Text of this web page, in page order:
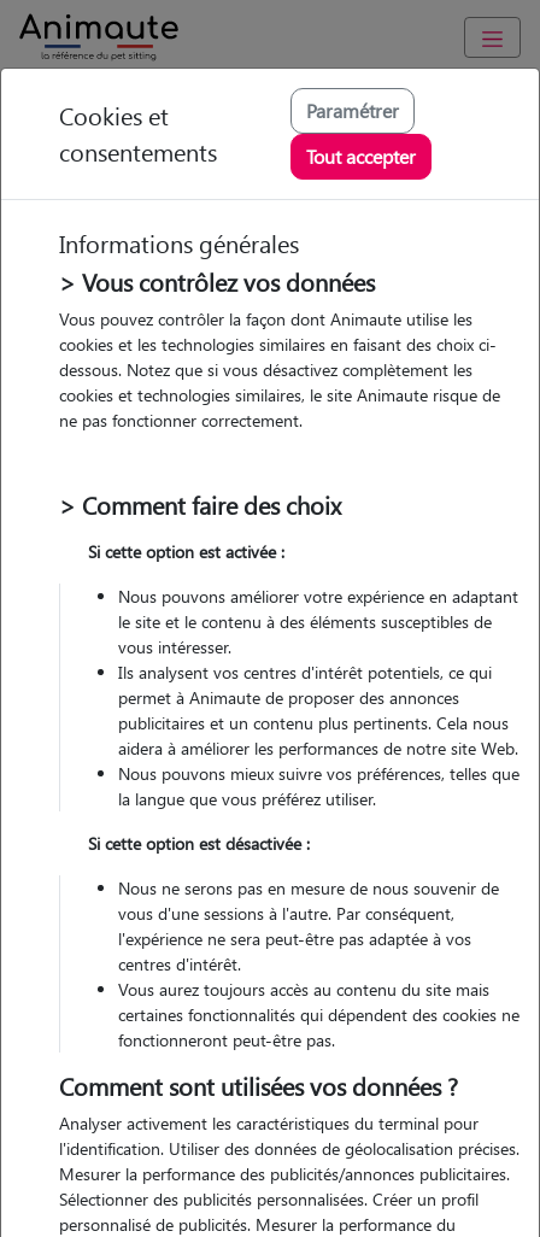
Animaute Bourgogne-Franche-Comte /Territoire-de-Belfort
Grandvillars
Emmanuelle -
Petsitter à
GRANDVILLARS
• 39 ans
Garde
Pas d'animaux Maison
Véhiculé
Gardes réalisées
Contacter
L'envoi d'une demande est sans engagement
Motivation
après avoir eu pendant 11 ans un chien à la maison, je souhaite
pouvoir gérer de manière maîtrisée et sans les inconvénients du
quotidien un animal. mes enfants sont aussi très demandeurs et
aiment beaucoup les animaux.
Expérience
Cookies et
consentements
Paramétrer
Tout accepter
Informations générales
> Vous contrôlez vos données
Vous pouvez contrôler la façon dont Animaute utilise les
cookies et les technologies similaires en faisant des choix ci-
dessous. Notez que si vous désactivez complètement les
cookies et technologies similaires, le site Animaute risque de
ne pas fonctionner correctement.
> Comment faire des choix
Si cette option est activée :
Nous pouvons améliorer votre expérience en adaptant
le site et le contenu à des éléments susceptibles de
vous intéresser.
Ils analysent vos centres d'intérêt potentiels, ce qui
permet à Animaute de proposer des annonces
publicitaires et un contenu plus pertinents. Cela nous
aidera à améliorer les performances de notre site Web.
Nous pouvons mieux suivre vos préférences, telles que
la langue que vous préférez utiliser.
Si cette option est désactivée :
Nous ne serons pas en mesure de nous souvenir de
vous d'une sessions à l'autre. Par conséquent,
l'expérience ne sera peut-être pas adaptée à vos
centres d'intérêt.
Vous aurez toujours accès au contenu du site mais
certaines fonctionnalités qui dépendent des cookies ne
fonctionneront peut-être pas.
Comment sont utilisées vos données ?
Analyser activement les caractéristiques du terminal pour
l'identification. Utiliser des données de géolocalisation précises.
Mesurer la performance des publicités/annonces publicitaires.
Sélectionner des publicités personnalisées. Créer un profil
personnalisé de publicités. Mesurer la performance du